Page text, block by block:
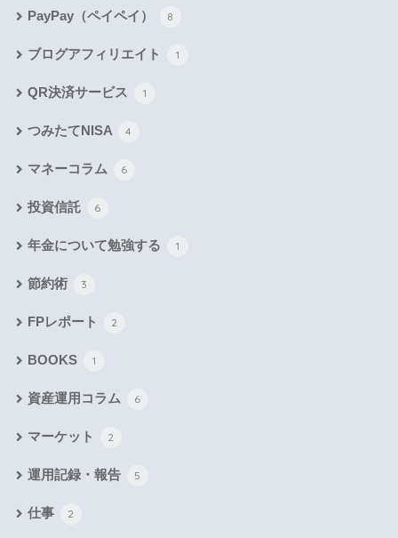
PayPay（ペイペイ） 8
ブログアフィリエイト 1
QR決済サービス 1
つみたてNISA 4
マネーコラム 6
投資信託 6
年金について勉強する 1
節約術 3
FPレポート 2
BOOKS 1
資産運用コラム 6
マーケット 2
運用記録・報告 5
仕事 2